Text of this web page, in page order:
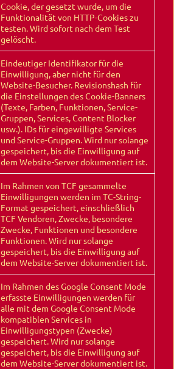
Cookie, der gesetzt wurde, um die
Funktionalität von HTTP-Cookies zu
testen. Wird sofort nach dem Test
gelöscht.
Eindeutiger Identifikator für die
Einwilligung, aber nicht für den
Website-Besucher. Revisionshash für
die Einstellungen des Cookie-Banners
(Texte, Farben, Funktionen, Service-
Gruppen, Services, Content Blocker
usw.). IDs für eingewilligte Services
und Service-Gruppen. Wird nur solange
gespeichert, bis die Einwilligung auf
dem Website-Server dokumentiert ist.
Im Rahmen von TCF gesammelte
Einwilligungen werden im TC-String-
Format gespeichert, einschließlich
TCF Vendoren, Zwecke, besondere
Zwecke, Funktionen und besondere
Funktionen. Wird nur solange
gespeichert, bis die Einwilligung auf
dem Website-Server dokumentiert ist.
Im Rahmen des Google Consent Mode
erfasste Einwilligungen werden für
alle mit dem Google Consent Mode
kompatiblen Services in
Einwilligungstypen (Zwecke)
gespeichert. Wird nur solange
gespeichert, bis die Einwilligung auf
dem Website-Server dokumentiert ist.